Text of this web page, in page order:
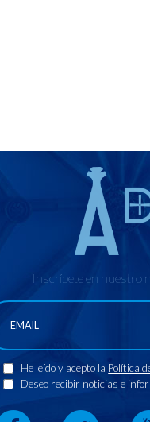
Inscríbete en nuestro
He leído y acepto la Política
Deseo recibir noticias e